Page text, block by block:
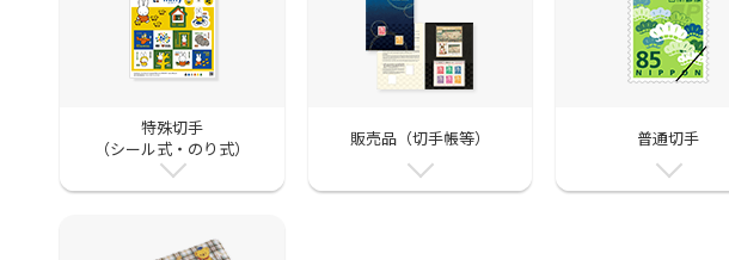
特殊切手
（シール式・のり式）
販売品（切手帳等） 普通切手